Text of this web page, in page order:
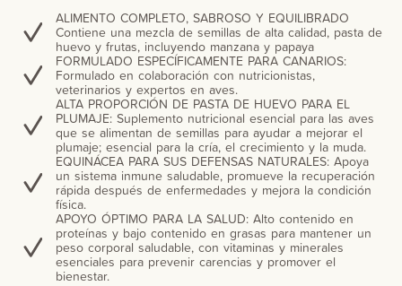
ALIMENTO COMPLETO, SABROSO Y EQUILIBRADO
Contiene una mezcla de semillas de alta calidad, pasta de
huevo y frutas, incluyendo manzana y papaya
FORMULADO ESPECÍFICAMENTE PARA CANARIOS:
Formulado en colaboración con nutricionistas,
veterinarios y expertos en aves.
ALTA PROPORCIÓN DE PASTA DE HUEVO PARA EL
PLUMAJE: Suplemento nutricional esencial para las aves
que se alimentan de semillas para ayudar a mejorar el
plumaje; esencial para la cría, el crecimiento y la muda.
EQUINÁCEA PARA SUS DEFENSAS NATURALES: Apoya
un sistema inmune saludable, promueve la recuperación
rápida después de enfermedades y mejora la condición
física.
APOYO ÓPTIMO PARA LA SALUD: Alto contenido en
proteínas y bajo contenido en grasas para mantener un
peso corporal saludable, con vitaminas y minerales
esenciales para prevenir carencias y promover el
bienestar.